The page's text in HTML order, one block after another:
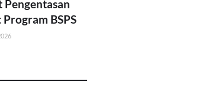
Pengentasan
BSPS